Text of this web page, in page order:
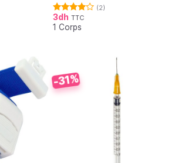
Note
4.00sur
(2)
3dh TTC
1 Corps
-31%